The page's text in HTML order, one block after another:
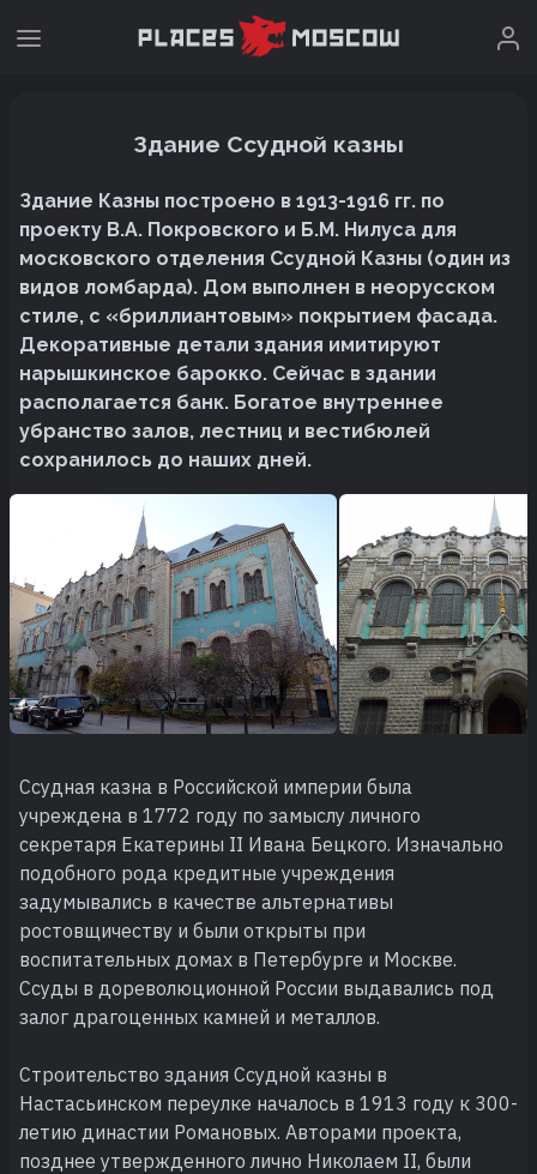
Здание Ссудной казны
Здание Казны построено в 1913-1916 гг. по
проекту В.А. Покровского и Б.М. Нилуса для
московского отделения Ссудной Казны (один из
видов ломбарда). Дом выполнен в неорусском
стиле, с «бриллиантовым» покрытием фасада.
Декоративные детали здания имитируют
нарышкинское барокко. Сейчас в здании
располагается банк. Богатое внутреннее
убранство залов, лестниц и вестибюлей
сохранилось до наших дней.
Ссудная казна в Российской империи была
учреждена в 1772 году по замыслу личного
секретаря Екатерины II Ивана Бецкого. Изначально
подобного рода кредитные учреждения
задумывались в качестве альтернативы
ростовщичеству и были открыты при
воспитательных домах в Петербурге и Москве.
Ссуды в дореволюционной России выдавались под
залог драгоценных камней и металлов.
Строительство здания Ссудной казны в
Настасьинском переулке началось в 1913 году к 300-
летию динаcтии Романовых. Авторами проекта,
позднее утвержденного лично Николаем II, были